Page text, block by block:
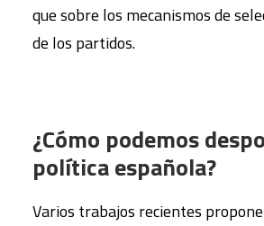
que sobre los mecanismos de
de los partidos.
¿Cómo podemos
política española?
Varios trabajos recientes